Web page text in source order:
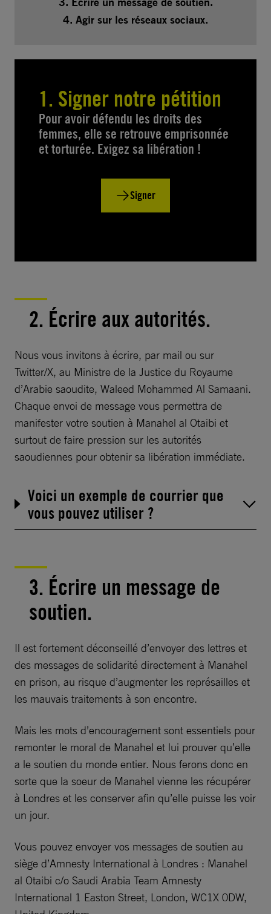
4. Agir sur les réseaux sociaux.
1. Signer notre pétition
Pour avoir défendu les droits des
femmes, elle se retrouve emprisonnée
et torturée. Exigez sa libération !
Signer
2. Écrire aux autorités.
Nous vous invitons à écrire, par mail ou sur
Twitter/X, au Ministre de la Justice du Royaume
d’Arabie saoudite, Waleed Mohammed Al Samaani.
Chaque envoi de message vous permettra de
manifester votre soutien à Manahel al Otaibi et
surtout de faire pression sur les autorités
saoudiennes pour obtenir sa libération immédiate.
Voici un exemple de courrier que
vous pouvez utiliser ?
3. Écrire un message de
soutien.
Il est fortement déconseillé d’envoyer des lettres et
des messages de solidarité directement à Manahel
en prison, au risque d’augmenter les représailles et
les mauvais traitements à son encontre.
Mais les mots d’encouragement sont essentiels pour
remonter le moral de Manahel et lui prouver qu’elle
a le soutien du monde entier. Nous ferons donc en
sorte que la soeur de Manahel vienne les récupérer
à Londres et les conserver afin qu’elle puisse les voir
un jour.
Vous pouvez envoyer vos messages de soutien au
siège d’Amnesty International à Londres : Manahel
al Otaibi c/o Saudi Arabia Team Amnesty
International 1 Easton Street, London, WC1X 0DW,